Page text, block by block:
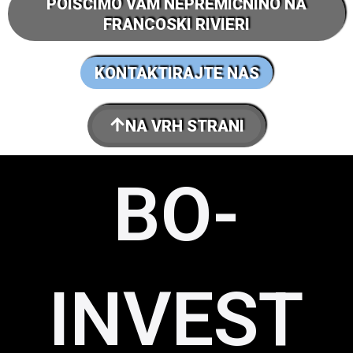
FRANCOSKI RIVIERI
KONTAKTIRAJTE NAS
NA VRH STRANI
BO-
INVEST